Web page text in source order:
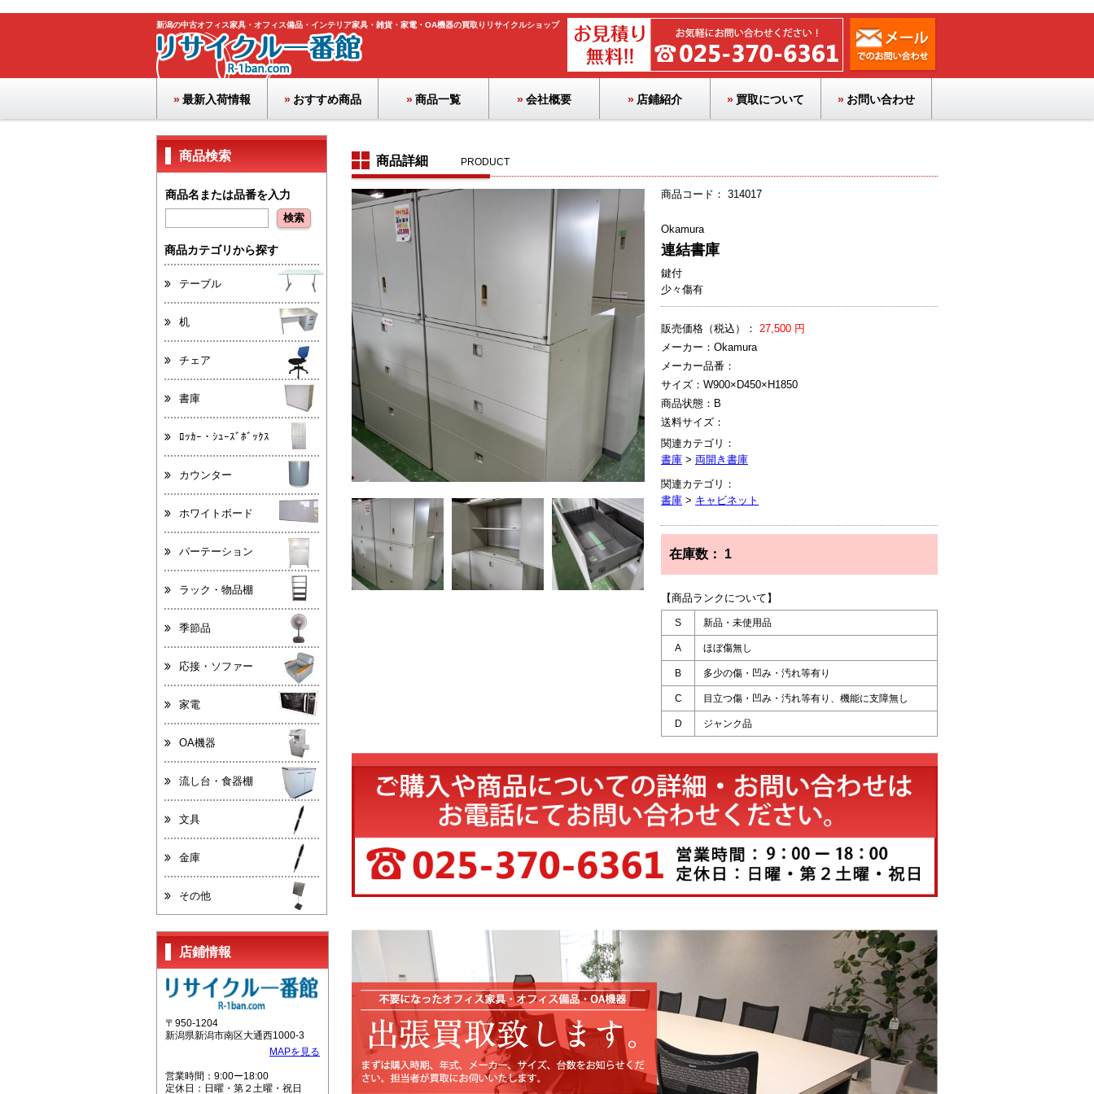
新潟の中古オフィス家具・オフィス備品・インテリア家具・雑貨・家電・OA機器の買取りリサイクルショップ
最新入荷情報 おすすめ商品 商品一覧 会社概要 店鋪紹介 買取について お問い合わせ
商品検索
商品名または品番を入力
商品カテゴリから探す
テーブル
机
チェア
書庫
ﾛｯｶｰ・ｼｭｰｽﾞﾎﾞｯｸｽ
カウンター
ホワイトボード
パーテーション
ラック・物品棚
季節品
応接・ソファー
家電
OA機器
流し台・食器棚
文具
金庫
その他
店鋪情報
〒950-1204
新潟県新潟市南区大通西1000-3
MAPを見る
営業時間：9:00ー18:00
定休日：日曜・第２土曜・祝日
商品詳細 PRODUCT
商品コード： 314017
Okamura
連結書庫
鍵付
少々傷有
販売価格（税込）： 27,500 円
メーカー：Okamura
メーカー品番：
サイズ：W900×D450×H1850
商品状態：B
送料サイズ：
関連カテゴリ：
書庫 > 両開き書庫
関連カテゴリ：
書庫 > キャビネット
在庫数： 1
【商品ランクについて】
S 新品・未使用品
A ほぼ傷無し
B 多少の傷・凹み・汚れ等有り
C 目立つ傷・凹み・汚れ等有り、機能に支障無し
D ジャンク品